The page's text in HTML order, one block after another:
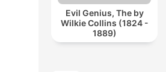
Evil Genius, The by
Wilkie Collins (1824 -
1889)